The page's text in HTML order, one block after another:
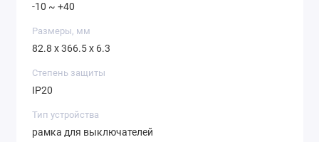
-10 ~ +40
Размеры, мм
82.8 x 366.5 x 6.3
Степень защиты
IP20
Тип устройства
рамка для выключателей